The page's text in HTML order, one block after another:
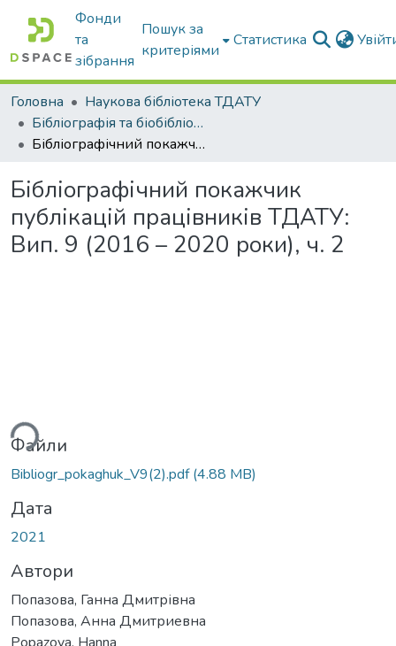
Фонди
та
зібрання
Пошук за
критеріями
Статистика
Головна
Наукова бібліотека ТДАТУ
Бібліографія та біобібліографістика вчених ТДАТУ
Бібліографічний покажчик публікацій працівників ТДАТУ: Вип. 9 (2016 – 2020 роки), ч. 2
Бібліографічний покажчик
публікацій працівників ТДАТУ:
Вип. 9 (2016 – 2020 роки), ч. 2
Файли
Bibliogr_pokaghuk_V9(2).pdf(4.88 MB)
Дата
2021
Автори
Попазова, Ганна Дмитрівна
Попазова, Анна Дмитриевна